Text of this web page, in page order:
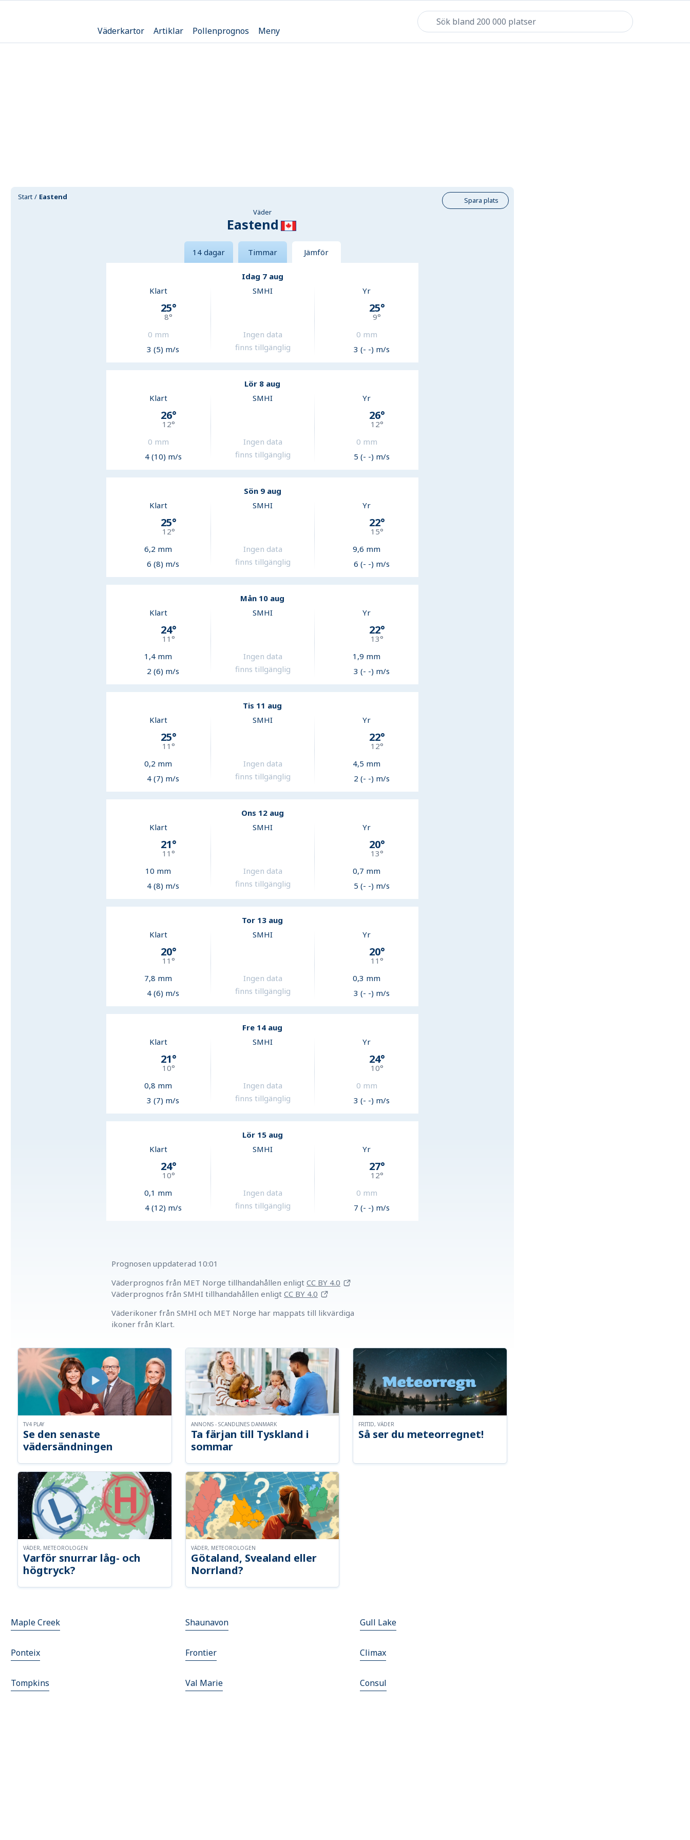
Väderkartor Artiklar Pollenprognos Meny
Start Eastend
Spara plats
Väder
Eastend
14 dagar Timmar Jämför
Idag 7 aug
Klart
25°
8°
0 mm
3 (5) m/s
SMHI
Ingen data
finns tillgänglig
Yr
25°
9°
0 mm
3 (- -) m/s
Lör 8 aug
Klart
26°
12°
0 mm
4 (10) m/s
SMHI
Ingen data
finns tillgänglig
Yr
26°
12°
0 mm
5 (- -) m/s
Sön 9 aug
Klart
25°
12°
6,2 mm
6 (8) m/s
SMHI
Ingen data
finns tillgänglig
Yr
22°
15°
9,6 mm
6 (- -) m/s
Mån 10 aug
Klart
24°
11 °
1,4 mm
2 (6) m/s
SMHI
Ingen data
finns tillgänglig
Yr
22°
13°
1,9 mm
3 (- -) m/s
Tis 11 aug
Klart
25°
11 °
0,2 mm
4 (7) m/s
SMHI
Ingen data
finns tillgänglig
Yr
22°
12°
4,5 mm
2 (- -) m/s
Ons 12 aug
Klart
21°
11 °
10 mm
4 (8) m/s
SMHI
Ingen data
finns tillgänglig
Yr
20°
13°
0,7 mm
5 (- -) m/s
Tor 13 aug
Klart
20°
11 °
7,8 mm
4 (6) m/s
SMHI
Ingen data
finns tillgänglig
Yr
20°
11 °
0,3 mm
3 (- -) m/s
Fre 14 aug
Klart
21°
10°
0,8 mm
3 (7) m/s
SMHI
Ingen data
finns tillgänglig
Yr
24°
10°
0 mm
3 (- -) m/s
Lör 15 aug
Klart
24°
10°
0,1 mm
4 (12) m/s
SMHI
Ingen data
finns tillgänglig
Yr
27°
12°
0 mm
7 (- -) m/s
Prognosen uppdaterad 10:01
Väderprognos från MET Norge tillhandahållen enligt CC BY 4.0
Väderprognos från SMHI tillhandahållen enligt CC BY 4.0
Väderikoner från SMHI och MET Norge har mappats till likvärdiga
ikoner från Klart.
Se den senaste
vädersändningen
TV4 PLAY
Ta färjan till Tyskland i
sommar
ANNONS - SCANDLINES DANMARK
Så ser du meteorregnet!
FRITID, VÄDER
Varför snurrar låg- och
högtryck?
VÄDER, METEOROLOGEN
Götaland, Svealand eller
Norrland?
VÄDER, METEOROLOGEN
Maple Creek Shaunavon Gull Lake
Ponteix Frontier Climax
Tompkins Val Marie Consul